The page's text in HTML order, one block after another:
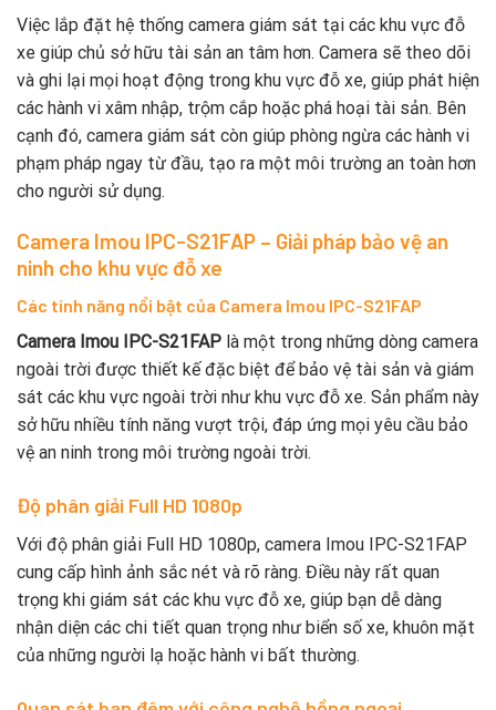
Việc lắp đặt hệ thống camera giám sát tại các khu vực đỗ
xe giúp chủ sở hữu tài sản an tâm hơn. Camera sẽ theo dõi
và ghi lại mọi hoạt động trong khu vực đỗ xe, giúp phát hiện
các hành vi xâm nhập, trộm cắp hoặc phá hoại tài sản. Bên
cạnh đó, camera giám sát còn giúp phòng ngừa các hành vi
phạm pháp ngay từ đầu, tạo ra một môi trường an toàn hơn
cho người sử dụng.
Camera Imou IPC-S21FAP – Giải pháp bảo vệ an
ninh cho khu vực đỗ xe
Các tính năng nổi bật của Camera Imou IPC-S21FAP
Camera Imou IPC-S21FAP là một trong những dòng camera
ngoài trời được thiết kế đặc biệt để bảo vệ tài sản và giám
sát các khu vực ngoài trời như khu vực đỗ xe. Sản phẩm này
sở hữu nhiều tính năng vượt trội, đáp ứng mọi yêu cầu bảo
vệ an ninh trong môi trường ngoài trời.
Độ phân giải Full HD 1080p
Với độ phân giải Full HD 1080p, camera Imou IPC-S21FAP
cung cấp hình ảnh sắc nét và rõ ràng. Điều này rất quan
trọng khi giám sát các khu vực đỗ xe, giúp bạn dễ dàng
nhận diện các chi tiết quan trọng như biển số xe, khuôn mặt
của những người lạ hoặc hành vi bất thường.